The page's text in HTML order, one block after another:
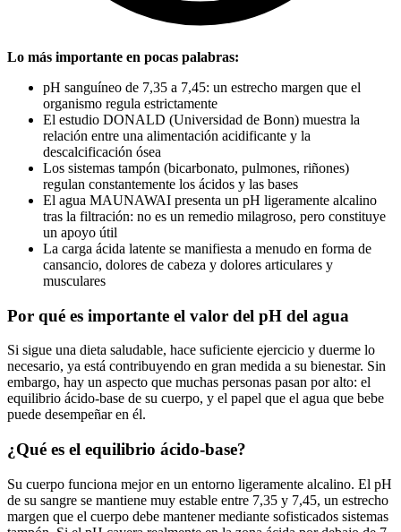
Lo más importante en pocas palabras:
pH sanguíneo de 7,35 a 7,45: un estrecho margen que el
organismo regula estrictamente
El estudio DONALD (Universidad de Bonn) muestra la
relación entre una alimentación acidificante y la
descalcificación ósea
Los sistemas tampón (bicarbonato, pulmones, riñones)
regulan constantemente los ácidos y las bases
El agua MAUNAWAI presenta un pH ligeramente alcalino
tras la filtración: no es un remedio milagroso, pero constituye
un apoyo útil
La carga ácida latente se manifiesta a menudo en forma de
cansancio, dolores de cabeza y dolores articulares y
musculares
Por qué es importante el valor del pH del agua
Si sigue una dieta saludable, hace suficiente ejercicio y duerme lo
necesario, ya está contribuyendo en gran medida a su bienestar. Sin
embargo, hay un aspecto que muchas personas pasan por alto: el
equilibrio ácido-base de su cuerpo, y el papel que el agua que bebe
puede desempeñar en él.
¿Qué es el equilibrio ácido-base?
Su cuerpo funciona mejor en un entorno ligeramente alcalino. El pH
de su sangre se mantiene muy estable entre 7,35 y 7,45, un estrecho
margen que el cuerpo debe mantener mediante sofisticados sistemas